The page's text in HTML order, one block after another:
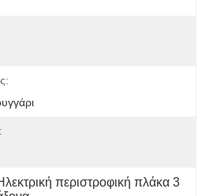
περιστροφική πλάκα 3